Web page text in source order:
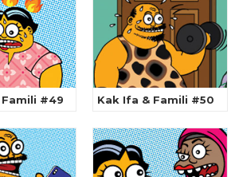
#49 Kak Ifa & Famili #50